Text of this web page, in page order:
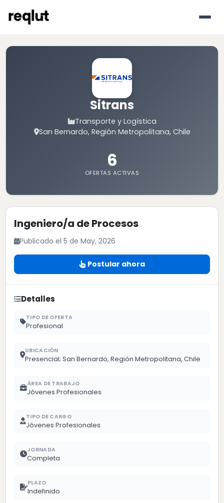
Sitrans
Transporte y Logística
San Bernardo, Región Metropolitana, Chile
6
OFERTAS ACTIVAS
Ingeniero/a de Procesos
Publicado el 5 de May, 2026
Postular ahora
Detalles
TIPO DE OFERTA
Profesional
UBICACIÓN
Presencial; San Bernardo, Región Metropolitana, Chile
ÁREA DE TRABAJO
Jóvenes Profesionales
TIPO DE CARGO
Jóvenes Profesionales
JORNADA
Completa
PLAZO
Indefinido